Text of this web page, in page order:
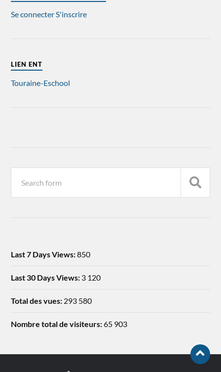
Se connecterS'inscrire
LIEN ENT
Touraine-Eschool
Last 7 Days Views:850
Last 30 Days Views: 3 120
Total des vues: 293 580
Nombre total de visiteurs:65 903